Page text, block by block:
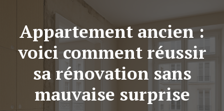
Appartement ancien :
voici comment réussir
sa rénovation sans
mauvaise surprise